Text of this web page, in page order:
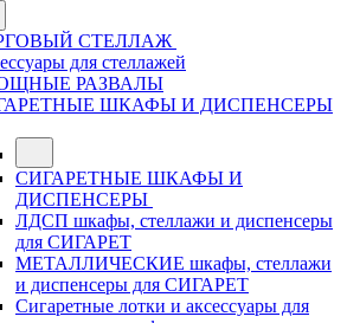
СТЕЛЛАЖ
для стеллажей
РАЗВАЛЫ
ШКАФЫ И ДИСПЕНСЕРЫ
СИГАРЕТНЫЕ ШКАФЫ И
ДИСПЕНСЕРЫ
ЛДСП шкафы, стеллажи и диспенсеры
для СИГАРЕТ
МЕТАЛЛИЧЕСКИЕ шкафы, стеллажи
и диспенсеры для СИГАРЕТ
Сигаретные лотки и аксессуары для